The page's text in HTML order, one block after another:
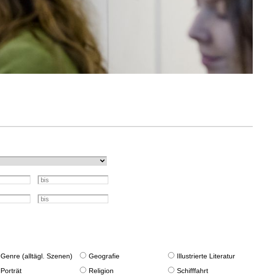
Genre (alltägl. Szenen) Geografie
Illustrierte Literatur
Porträt Religion
Schifffahrt